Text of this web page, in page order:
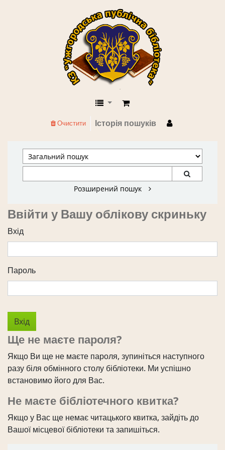
КЗ "Ужгородська публічна
Історія пошуків
Очистити
Розширений пошук
Ввійти у Вашу облікову скриньку
Вхід
Пароль
Ще не маєте пароля?
Якщо Ви ще не маєте пароля, зупиніться наступного
разу біля обмінного столу бібліотеки. Ми успішно
встановимо його для Вас.
Не маєте бібліотечного квитка?
Якщо у Вас ще немає читацького квитка, зайдіть до
Вашої місцевої бібліотеки та запишіться.